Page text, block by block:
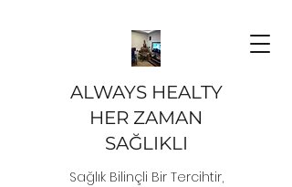
ALWAYS HEALTY
HER ZAMAN
SAĞLIKLI
Sağlık Bilinçli Bir Tercihtir,